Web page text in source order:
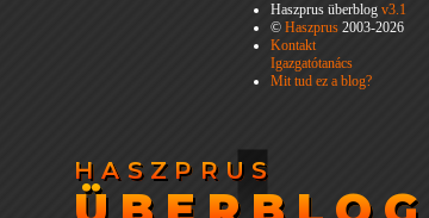
Haszprus überblog v3.1
© Haszprus 2003-2026
Kontakt
Igazgatótanács
Mit tud ez a blog?
HASZPRUS
HASZPRUS